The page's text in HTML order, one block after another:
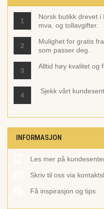
1
Norsk butikk drevet
mva. og tollavgifter.
2
Mulighet for gratis
som passer deg.
3
Alltid høy kvalitet og
4
Sjekk vårt
INFORMASJON
Les mer på
Skriv til oss via
Få inspirasjon og tips